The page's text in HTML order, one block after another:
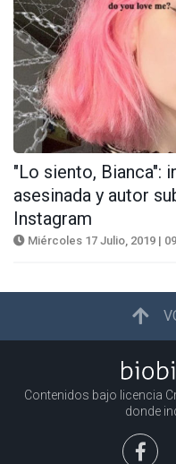
"Lo siento, Bianca":
asesinada y autor
Instagram
Miércoles 17 Julio, 2019 |
Contenidos bajo licencia
donde